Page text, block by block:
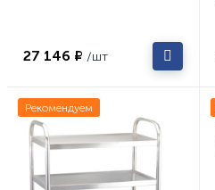
27 146 ₽ /шт
Рекомендуем